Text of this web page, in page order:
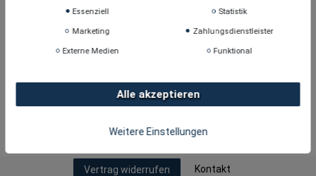
vorbehalten.
Vertrag widerrufen Kontakt
Essenziell Statistik
Marketing Zahlungsdienstleister
Externe Medien Funktional
Alle akzeptieren
Weitere Einstellungen